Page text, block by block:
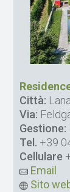
Città: Lana
Via:
Gestione:
Tel. +39
Cellulare
Email
Sito